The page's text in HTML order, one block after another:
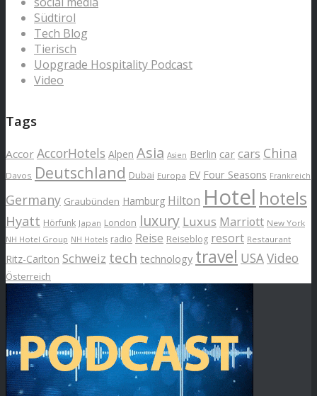
Südtirol
Tech Blog
Tierisch
Uopgrade Hospitality Podcast
Video
Tags
Accor AccorHotels Alpen Asia Asien Berlin car cars China
Davos Deutschland Dubai Europa EV Four Seasons Frankreich
Germany Graubünden Hamburg Hilton Hotel hotels
Hyatt Hörfunk Japan London luxury Luxus Marriott New York
NH Hotel Group NH Hotels radio Reise Reiseblog resort Restaurant
Ritz-Carlton Schweiz tech technology travel USAVideo
Österreich